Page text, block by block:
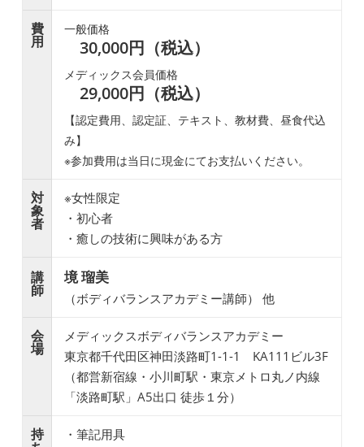
費
用
一般価格
30,000円（税込）
メディックス会員価格
29,000円（税込）
【認定費用、認定証、テキスト、教材費、昼食代込
み】
※参加費用は当日に現金にてお支払いください。
対
象
者
※女性限定
・初心者
・癒しの技術に興味がある方
講
師
境 瑠美
（ボディバランスアカデミー講師） 他
会
場
メディックスボディバランスアカデミー
東京都千代田区神田淡路町1-1-1 KA111ビル3F
（都営新宿線・小川町駅・東京メトロ丸ノ内線
「淡路町駅」A5出口 徒歩１分）
持
・筆記用具